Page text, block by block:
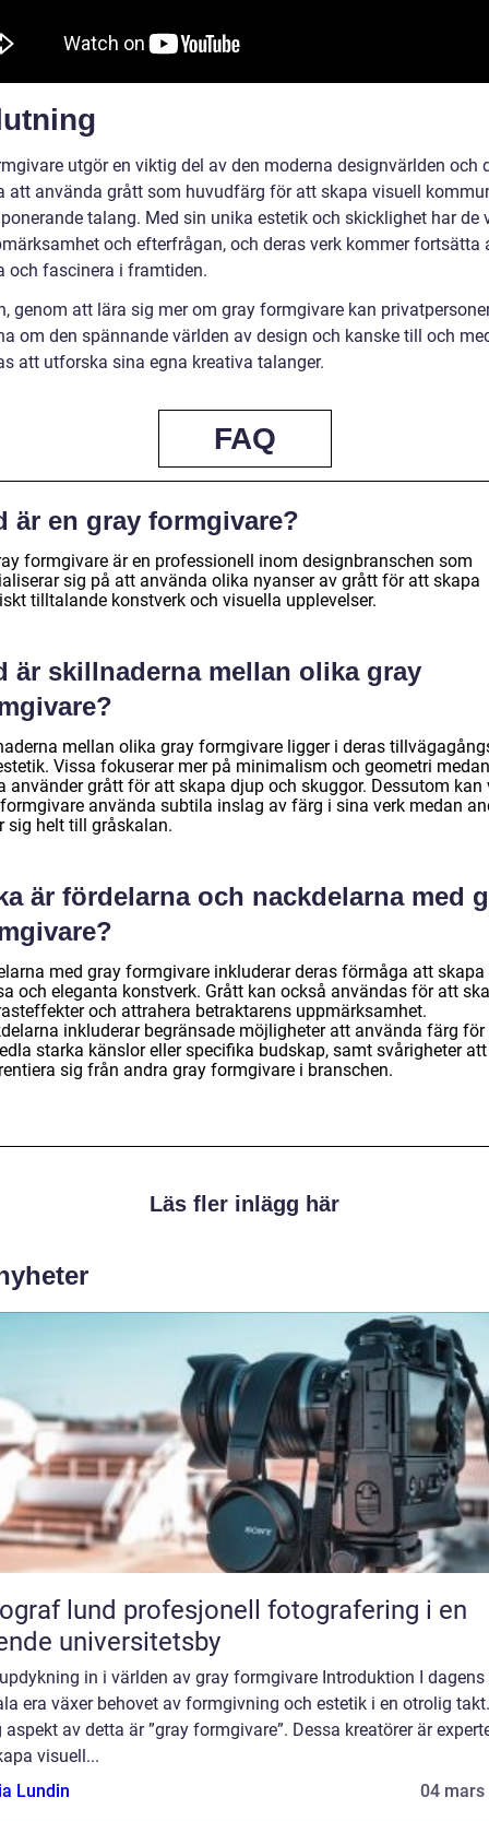
utgör en viktig del av den moderna designvärlden och
att använda grått som huvudfärg för att skapa visuell
talang. Med sin unika estetik och skicklighet har de
och efterfrågan, och deras verk kommer fortsätta
och fascinera i framtiden.
genom att lära sig mer om gray formgivare kan
om den spännande världen av design och kanske till och
att utforska sina egna kreativa talanger.
FAQ
är en gray formgivare?
formgivare är en professionell inom designbranschen som
sig på att använda olika nyanser av grått för att skapa
tilltalande konstverk och visuella upplevelser.
är skillnaderna mellan olika gray
mellan olika gray formgivare ligger i deras
Vissa fokuserar mer på minimalism och geometri medan
använder grått för att skapa djup och skuggor. Dessutom kan
använda subtila inslag av färg i sina verk medan
sig helt till gråskalan.
är fördelarna och nackdelarna med
med gray formgivare inkluderar deras förmåga att skapa
och eleganta konstverk. Grått kan också användas för att
och attrahera betraktarens uppmärksamhet.
inkluderar begränsade möjligheter att använda färg
starka känslor eller specifika budskap, samt svårigheter att
sig från andra gray formgivare i branschen.
Läs fler inlägg här
profesjonell fotografering i en
universitetsby
in i världen av gray formgivare Introduktion I dagens
era växer behovet av formgivning och estetik i en otrolig
aspekt av detta är ”gray formgivare”. Dessa kreatörer är
visuell...
Lundin
04 mars